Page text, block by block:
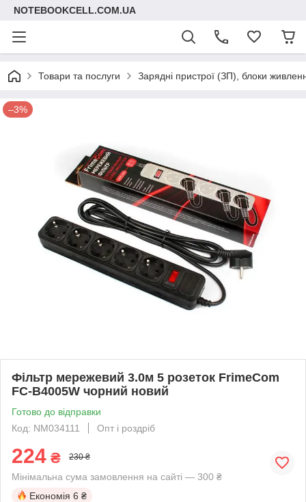
NOTEBOOKCELL.COM.UA
Товари та послуги Зарядні пристрої (ЗП), блоки
–3%
Фільтр мережевий 3.0м 5 розеток FrimeCom
FC-B4005W чорний новий
Готово до відправки
Код: NM034111
Опт і роздріб
224 ₴ 230 ₴
Мінімальна сума замовлення на сайті — 300 ₴
Економія 6 ₴